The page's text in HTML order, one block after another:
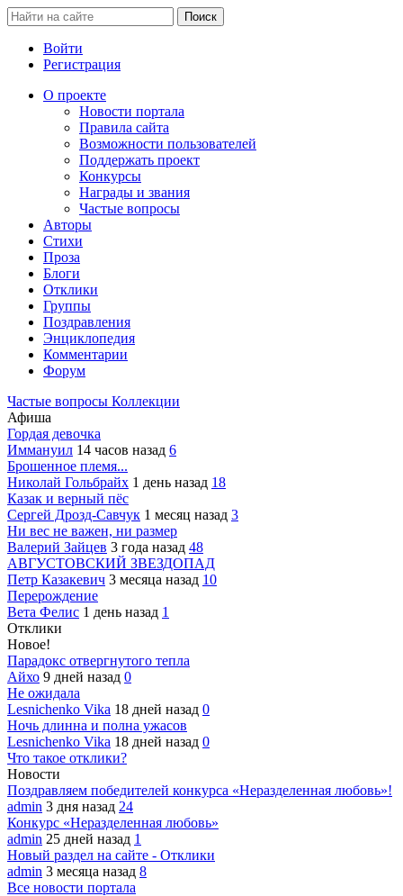
Войти
Регистрация
О проекте
Новости портала
Правила сайта
Возможности пользователей
Поддержать проект
Конкурсы
Награды и звания
Частые вопросы
Авторы
Стихи
Проза
Блоги
Отклики
Группы
Поздравления
Энциклопедия
Комментарии
Форум
Частые вопросы Коллекции
Афиша
Гордая девочка
Иммануил 14 часов назад 6
Брошенное племя...
Николай Гольбрайх 1 день назад 18
Казак и верный пёс
Сергей Дрозд-Савчук 1 месяц назад 3
Ни вес не важен, ни размер
Валерий Зайцев 3 года назад 48
АВГУСТОВСКИЙ ЗВЕЗДОПАД
Петр Казакевич 3 месяца назад 10
Перерождение
Вета Фелис 1 день назад 1
Отклики
Новое!
Парадокс отвергнутого тепла
Айхо 9 дней назад 0
Не ожидала
Lesnichenko Vika 18 дней назад 0
Ночь длинна и полна ужасов
Lesnichenko Vika 18 дней назад 0
Что такое отклики?
Новости
Поздравляем победителей конкурса «Неразделенная любовь»!
admin 3 дня назад 24
Конкурс «Неразделенная любовь»
admin 25 дней назад 1
Новый раздел на сайте - Отклики
admin 3 месяца назад 8
Все новости портала